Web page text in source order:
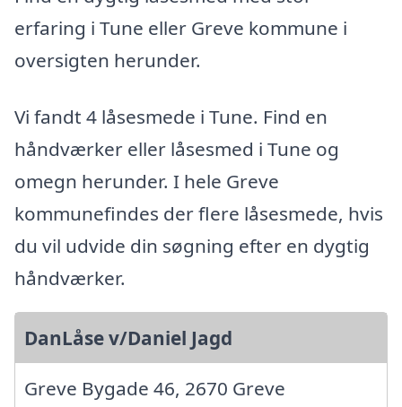
erfaring i Tune eller Greve kommune i
oversigten herunder.
Vi fandt 4 låsesmede i Tune. Find en
håndværker eller låsesmed i Tune og
omegn herunder. I hele Greve
kommunefindes der flere låsesmede, hvis
du vil udvide din søgning efter en dygtig
håndværker.
DanLåse v/Daniel Jagd
Greve Bygade 46, 2670 Greve